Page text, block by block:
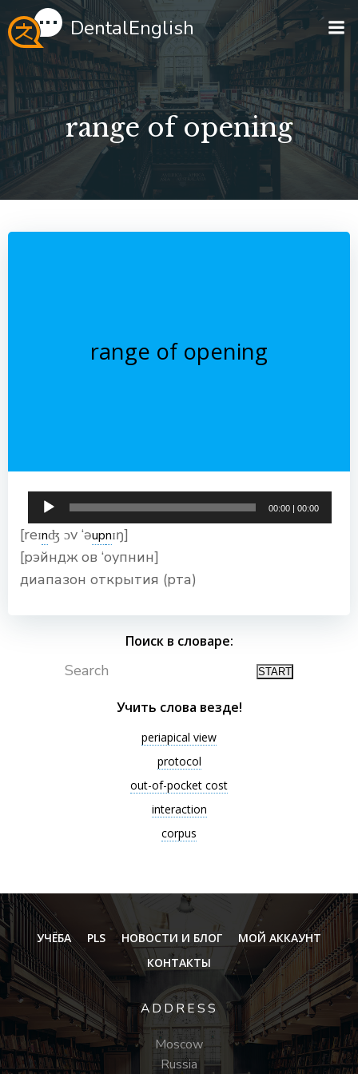
Перейти
к
содержимому
DentalEnglish
range of opening
range of opening
Аудиоплеер
00:00 |00:00
[reɪnʤ ɔv ‘əupnɪŋ]
[рэйндж ов ‘оупнин]
диапазон открытия (рта)
Поиск в словаре:
Search
Учить слова везде!
periapical view
protocol
out-of-pocket cost
interaction
corpus
УЧЁБА PLS НОВОСТИ И БЛОГ
МОЙ АККАУНТ
КОНТАКТЫ
ADDRESS
Moscow
Russia